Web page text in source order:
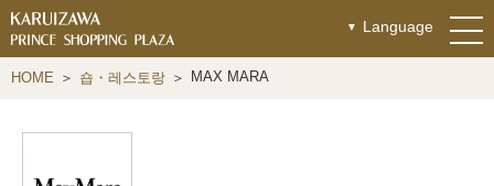
Language
HOME 숍・레스토랑 MAX MARA